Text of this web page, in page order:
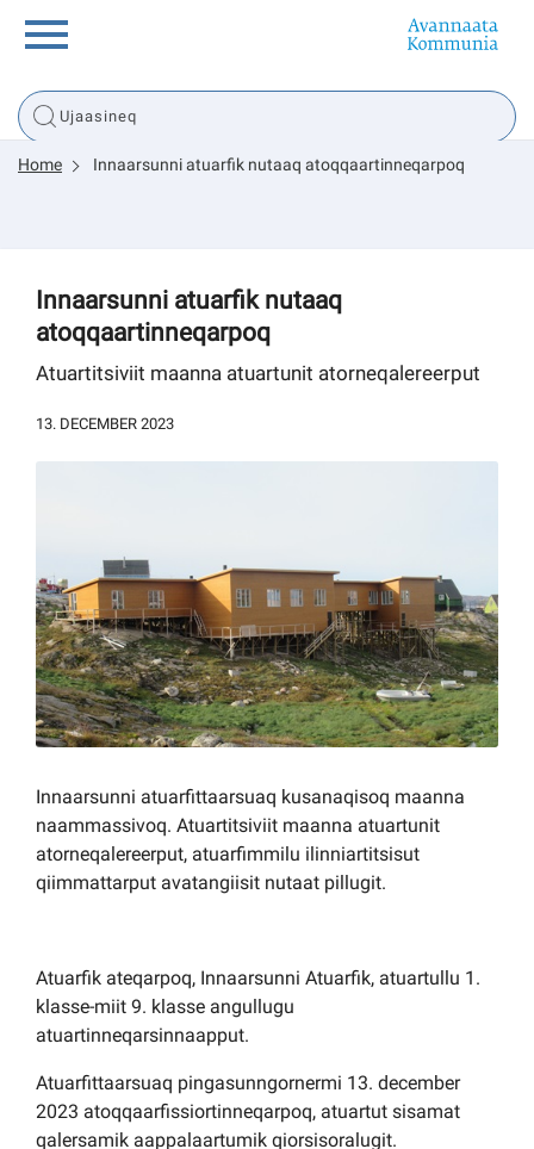
Innuttaasunut
Tassaarsuaq
Kommuni pillugu paasissutissat
Home Innaarsunni atuarfik nutaaq atoqqaartinneqarpoq
Innaarsunni atuarfik nutaaq
atoqqaartinneqarpoq
Atuartitsiviit maanna atuartunit atorneqalereerput
13. DECEMBER 2023
Innaarsunni atuarfittaarsuaq kusanaqisoq maanna
naammassivoq. Atuartitsiviit maanna atuartunit
atorneqalereerput, atuarfimmilu ilinniartitsisut
qiimmattarput avatangiisit nutaat pillugit.
Atuarfik ateqarpoq, Innaarsunni Atuarfik, atuartullu 1.
klasse-miit 9. klasse angullugu
atuartinneqarsinnaapput.
Atuarfittaarsuaq pingasunngornermi 13. december
2023 atoqqaarfissiortinneqarpoq, atuartut sisamat
qalersamik aappalaartumik qiorsisoralugit.